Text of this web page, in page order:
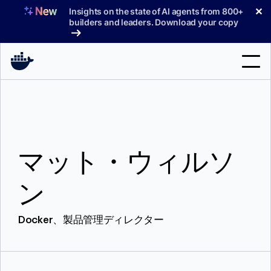
へ
Insights on the state of AI agents from 800+
builders and leaders. Download your copy
✕
料金プラン
ブログ
ドキュメント
サインイン
マット・ウィルソ
ン
Docker、製品管理ディレクター